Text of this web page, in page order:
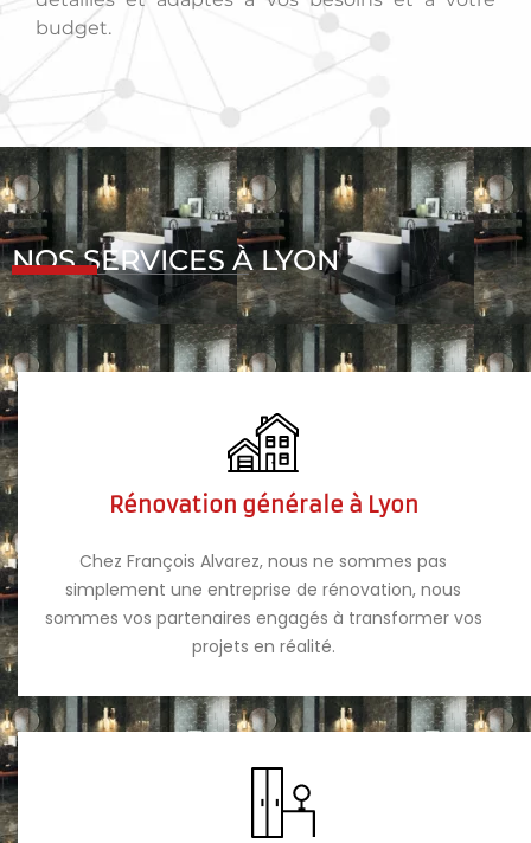
budget.
NOS SERVICES À LYON
Rénovation générale à Lyon
Chez François Alvarez, nous ne sommes pas
simplement une entreprise de rénovation, nous
sommes vos partenaires engagés à transformer vos
projets en réalité.